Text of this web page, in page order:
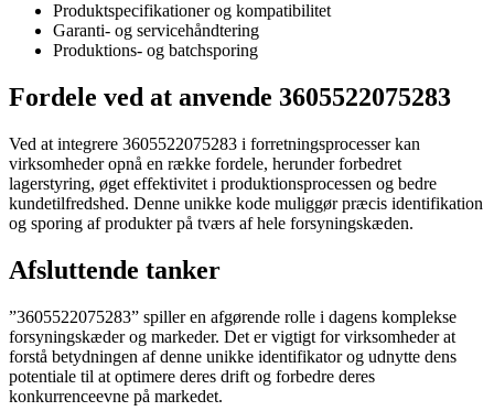
Produktspecifikationer og kompatibilitet
Garanti- og servicehåndtering
Produktions- og batchsporing
Fordele ved at anvende 3605522075283
Ved at integrere 3605522075283 i forretningsprocesser kan
virksomheder opnå en række fordele, herunder forbedret
lagerstyring, øget effektivitet i produktionsprocessen og bedre
kundetilfredshed. Denne unikke kode muliggør præcis identifikation
og sporing af produkter på tværs af hele forsyningskæden.
Afsluttende tanker
”3605522075283” spiller en afgørende rolle i dagens komplekse
forsyningskæder og markeder. Det er vigtigt for virksomheder at
forstå betydningen af denne unikke identifikator og udnytte dens
potentiale til at optimere deres drift og forbedre deres
konkurrenceevne på markedet.